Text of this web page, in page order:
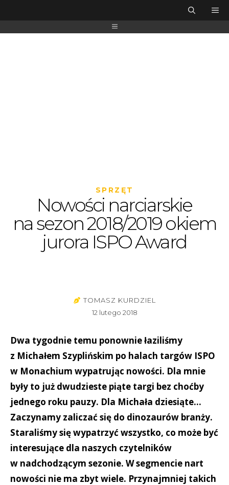
SPRZĘT
Nowości narciarskie
na sezon 2018/2019 okiem
jurora ISPO Award
TOMASZ KURDZIEL
12 lutego 2018
Dwa tygodnie temu ponownie łaziliśmy
z Michałem Szyplińskim po halach targów ISPO
w Monachium wypatrując nowości. Dla mnie
były to już dwudzieste piąte targi bez choćby
jednego roku pauzy. Dla Michała dziesiąte…
Zaczynamy zaliczać się do dinozaurów branży.
Staraliśmy się wypatrzyć wszystko, co może być
interesujące dla naszych czytelników
w nadchodzącym sezonie. W segmencie nart
nowości nie ma zbyt wiele. Przynajmniej takich